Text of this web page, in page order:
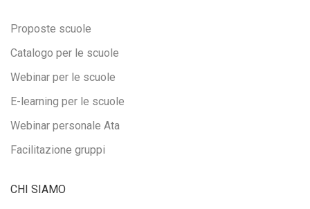
Proposte scuole
Catalogo per le scuole
Webinar per le scuole
E-learning per le scuole
Webinar personale Ata
Facilitazione gruppi
CHI SIAMO